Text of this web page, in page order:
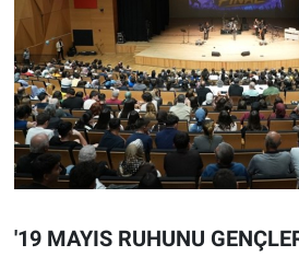
'19 MAYIS RUHUNU